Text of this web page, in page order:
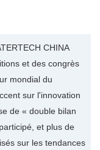
CHINA
et des congrès
mondial du
sur l'innovation
de « double bilan
et plus de
sur les tendances